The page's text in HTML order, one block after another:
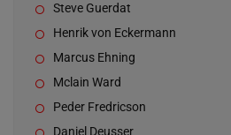
Steve Guerdat
Henrik von Eckermann
Marcus Ehning
Mclain Ward
Peder Fredricson
Daniel Deusser